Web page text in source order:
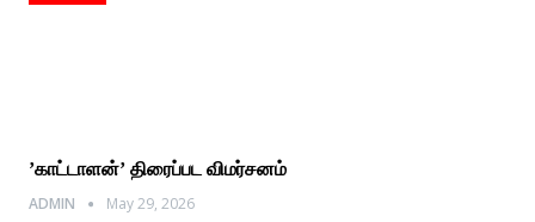
’காட்டாளன்’ திரைப்பட விமர்சனம்
ADMIN
May 29, 2026